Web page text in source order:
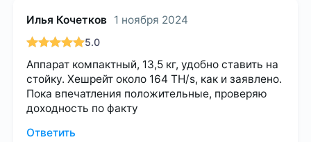
Илья Кочетков 1 ноября 2024
5.0
Аппарат компактный, 13,5 кг, удобно ставить на
стойку. Хешрейт около 164 TH/s, как и заявлено.
Пока впечатления положительные, проверяю
доходность по факту
Ответить